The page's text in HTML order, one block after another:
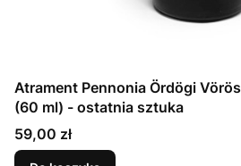
Atrament Pennonia Ördögi Vörös - Diabelska czerwień
(60 ml) - ostatnia sztuka
Cena
59,00 zł